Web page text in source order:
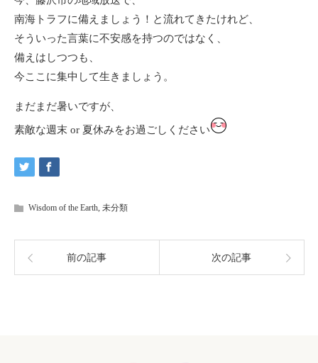
南海トラフに備えましょう！と流れてきたけれど、
そういった言葉に不安感を持つのではなく、
備えはしつつも、
今ここに集中して生きましょう。
まだまだ暑いですが、
素敵な週末 or 夏休みをお過ごしください
Wisdom of the Earth, 未分類
前の記事 次の記事